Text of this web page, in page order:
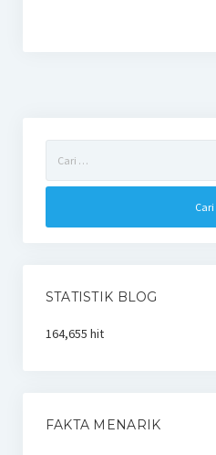
untuk:
STATISTIK BLOG
164,655 hit
FAKTA MENARIK